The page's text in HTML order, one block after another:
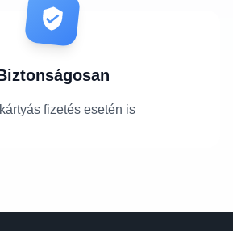
fizetés esetén is